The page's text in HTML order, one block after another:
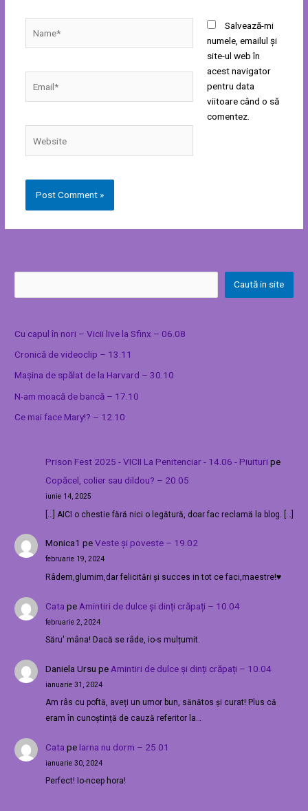
Salvează-mi
numele, emailul și
site-ul web în
acest navigator
pentru data
viitoare când o să
comentez.
Caută in site
Cu capul în nori – Vicii live la Sfinx – 06.08
Cronică de videoclip – 13.11
Mașina de spălat de la Harvard – 30.10
N-am moacă de bancă – 17.10
Ce mai face Mary!? – 12.10
Prison Fest 2025 - VICII La Penitenciar - 14.06 - Piuituripe
Copăcel, colier sau dildou? – 20.05
iunie 14, 2025
[…] AICI o chestie fără nici o legătură, doar fac reclamă la blog. […]
Monica1 peVeste și poveste – 19.02
februarie 19, 2024
Râdem,glumim,dar felicitări și succes in tot ce faci,maestre!♥️
Cata pe Amintiri de dulce și dinți crăpați – 10.04
februarie 2, 2024
Săru' mâna! Dacă se râde, io-s mulțumit.
Daniela Ursu pe Amintiri de dulce și dinți crăpați – 10.04
ianuarie 31, 2024
Am râs cu poftă, aveți un umor bun, sănătos și curat! Plus că
eram în cunoștință de cauză referitor la…
Cata pe Iarna nu dorm – 25.01
ianuarie 30, 2024
Perfect! Io-ncep hora!